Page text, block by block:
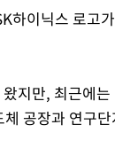
하이닉스 로고
지만, 최근에
공장과 연구